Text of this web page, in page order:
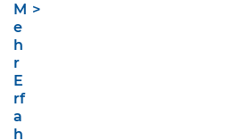
M
e
h
r
E
rf
a
h